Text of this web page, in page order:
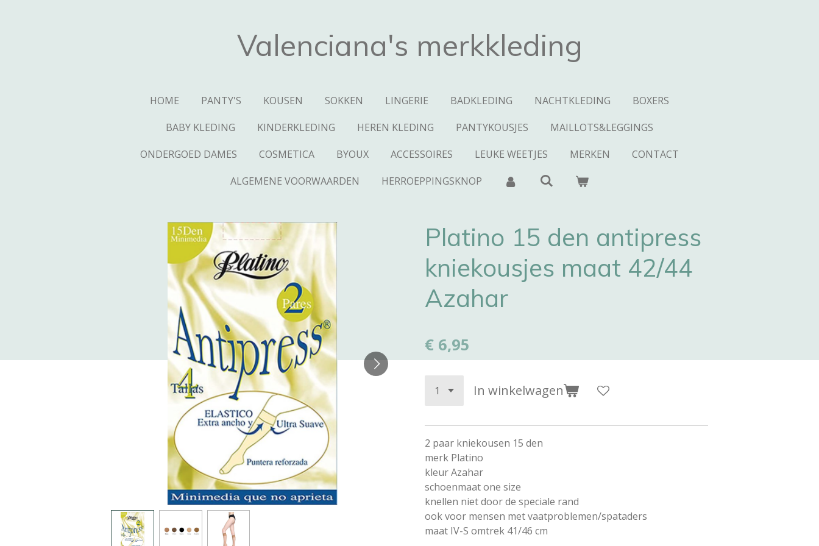
Valenciana's merkkleding
HOME PANTY'S KOUSEN SOKKEN LINGERIE BADKLEDING NACHTKLEDING
BOXERS
BABY KLEDING
KINDERKLEDING HEREN KLEDING PANTYKOUSJES
MAILLOTS&LEGGINGS
ONDERGOED DAMES
COSMETICA BYOUX ACCESSOIRES LEUKE WEETJES MERKEN
CONTACT
ALGEMENE VOORWAARDEN
HERROEPPINGSKNOP
Platino 15 den antipress
kniekousjes maat 42/44
Azahar
€ 6,95
In winkelwagen
2 paar kniekousen 15 den
merk Platino
kleur Azahar
schoenmaat one size
knellen niet door de speciale rand
ook voor mensen met vaatproblemen/spataders
maat IV-S omtrek 41/46 cm